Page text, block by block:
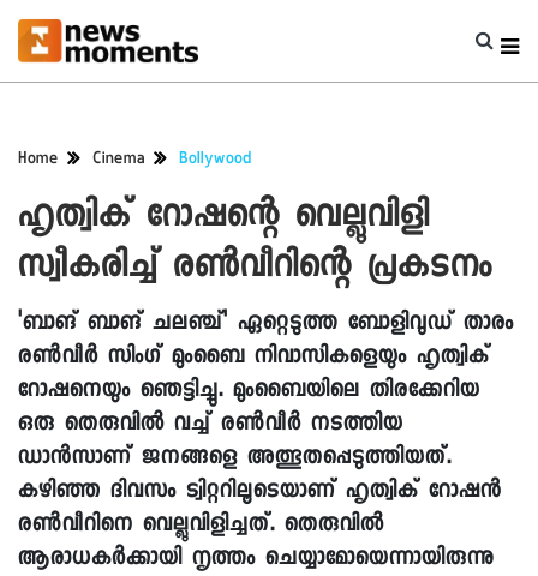
Home Cinema Bollywood
ഹൃത്വിക് റോഷന്റെ വെല്ലുവിളി
സ്വീകരിച്ച് രൺവീറിന്റെ പ്രകടനം
'ബാങ് ബാങ് ചലഞ്ച്' ഏറ്റെടുത്ത ബോളിവുഡ് താരം
രൺവീർ സിംഗ് മുംബൈ നിവാസികളെയും ഹൃത്വിക്
റോഷനെയും ഞെട്ടിച്ചു. മുംബൈയിലെ തിരക്കേറിയ
ഒരു തെരുവിൽ വച്ച് രൺവീർ നടത്തിയ
ഡാൻസാണ് ജനങ്ങളെ അത്ഭുതപ്പെടുത്തിയത്.
കഴിഞ്ഞ ദിവസം ട്വിറ്ററിലൂടെയാണ് ഹൃത്വിക് റോഷൻ
രൺവീറിനെ വെല്ലുവിളിച്ചത്. തെരുവിൽ
ആരാധകർക്കായി നൃത്തം ചെയ്യാമോയെന്നായിരുന്നു